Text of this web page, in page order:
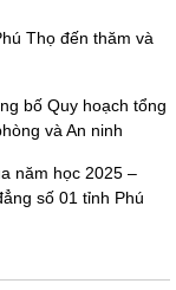
Thọ đến thăm và
bố Quy hoạch tổng
và An ninh
năm học 2025 –
số 01 tỉnh Phú